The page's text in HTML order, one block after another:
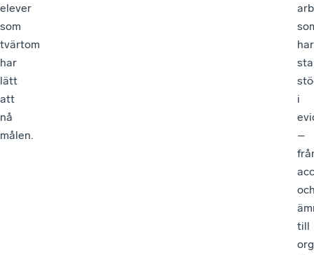
elever
som
tvärtom
har
lätt
att
nå
målen.
har
i
–
till